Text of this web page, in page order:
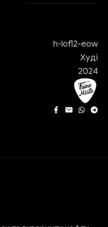
h-lofl2-eow
Худі
2024